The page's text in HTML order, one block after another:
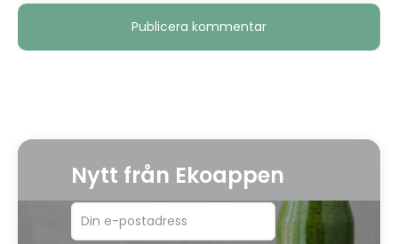
Alternative:
Nytt från Ekoappen